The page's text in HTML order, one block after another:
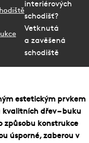
interiérových
schodišť?
Vetknutá
a zavěšená
schodiště
estetickým prvkem
dřev – buku
způsobu konstrukce
úsporné, zaberou v